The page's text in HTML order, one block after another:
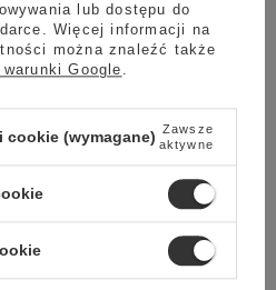
menu o różnorodne napoje,
dla wielu typów lokali.
z technologią
w zakresie higieny i
przez
24 godziny na dobę,
i kompatybilna z popularnymi
utrzymanie ekspresu w idealnej
lub dostępu do
Więcej informacji na
można znaleźć także
Google.
(wymagane) Zawsze
aktywne